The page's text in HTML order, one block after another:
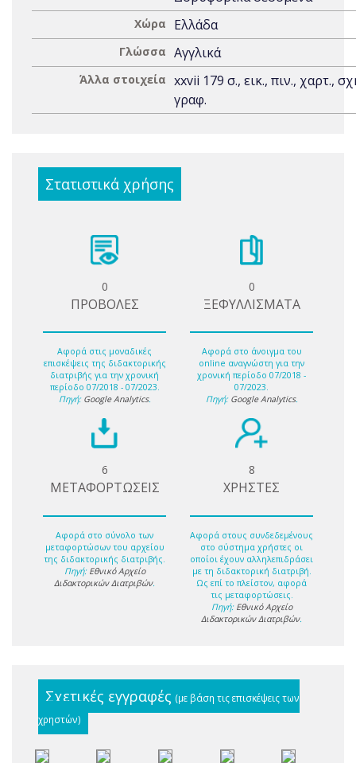
Χώρα Ελλάδα
Γλώσσα Αγγλικά
Άλλα στοιχεία xxvii 179 σ., εικ., πιν., χαρτ.,
γραφ.
Στατιστικά χρήσης
0
ΠΡΟΒΟΛΕΣ
Αφορά στις μοναδικές
επισκέψεις της διδακτορικής
διατριβής για την χρονική
περίοδο 07/2018 - 07/2023.
Πηγή: Google Analytics.
0
ΞΕΦΥΛΛΙΣΜΑΤΑ
Αφορά στο άνοιγμα του
online αναγνώστη για την
χρονική περίοδο 07/2018 -
07/2023.
Πηγή: Google Analytics.
6
ΜΕΤΑΦΟΡΤΩΣΕΙΣ
Αφορά στο σύνολο των
μεταφορτώσων του αρχείου
της διδακτορικής διατριβής.
Πηγή: Εθνικό Αρχείο
Διδακτορικών Διατριβών.
8
ΧΡΗΣΤΕΣ
Αφορά στους συνδεδεμένους
στο σύστημα χρήστες οι
οποίοι έχουν αλληλεπιδράσει
με τη διδακτορική διατριβή.
Ως επί το πλείστον, αφορά
τις μεταφορτώσεις.
Πηγή: Εθνικό Αρχείο
Διδακτορικών Διατριβών.
Σχετικές εγγραφές (με βάση τις επισκέψεις των
χρηστών)